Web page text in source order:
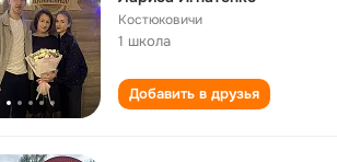
Костюковичи
1 школа
Добавить в друзья